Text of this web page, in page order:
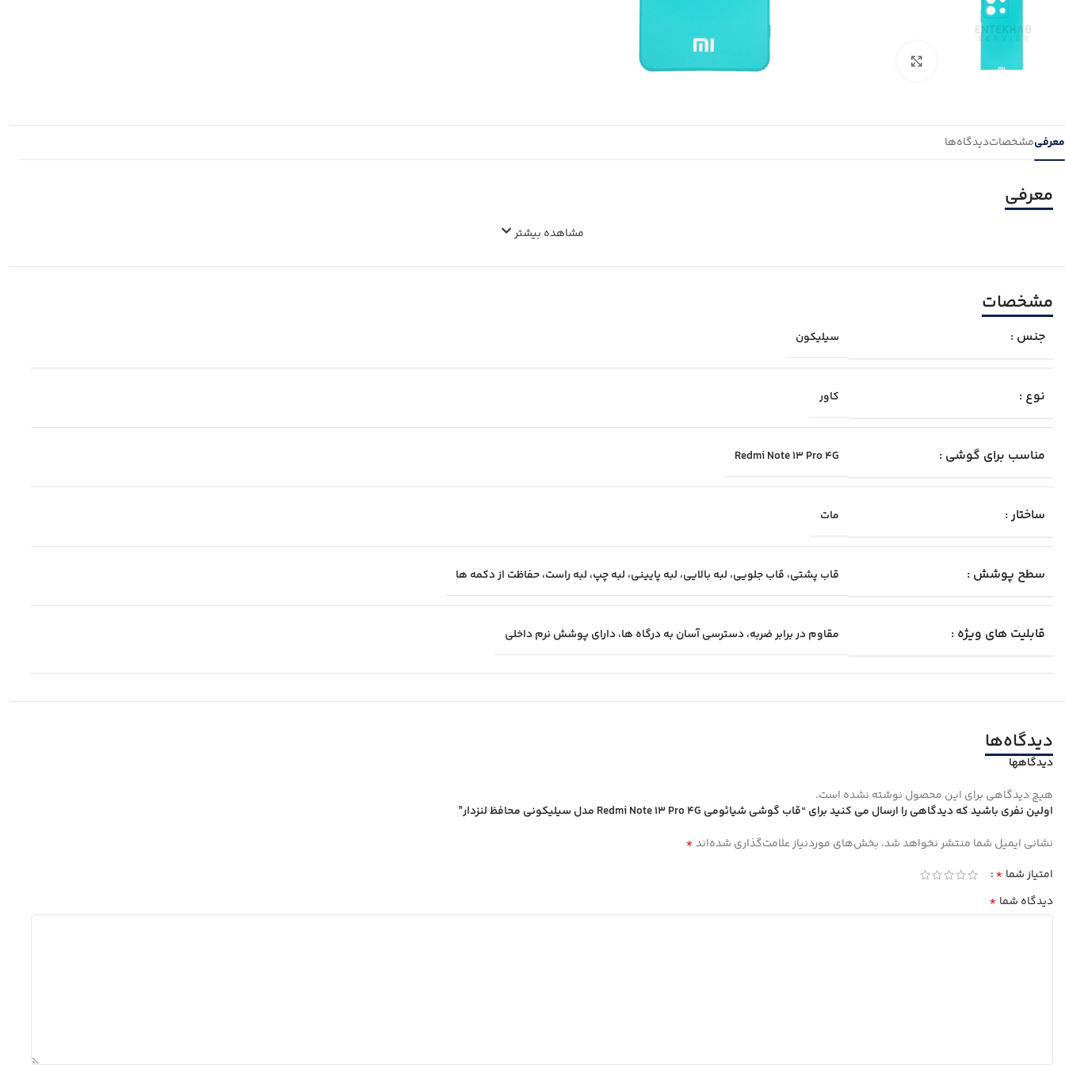
معرفیمشخصاتدیدگاه‌ها
معرفی
مشاهده بیشتر
مشخصات
جنس : سیلیکون
نوع : کاور
مناسب برای گوشی : Redmi Note 13 Pro 4G
ساختار : مات
سطح پوشش : قاب پشتی، قاب جلویی، لبه بالایی، لبه پایینی، لبه چپ، لبه راست، حفاظت از دکمه ها
قابلیت‌ های ویژه : مقاوم در برابر ضربه، دسترسی آسان به درگاه ها، دارای پوشش نرم داخلی
دیدگاه‌ها
دیدگاهها
هیچ دیدگاهی برای این محصول نوشته نشده است.
اولین نفری باشید که دیدگاهی را ارسال می کنید برای “قاب گوشی شیائومی Redmi Note 13 Pro 4G مدل سیلیکونی محافظ لنزدار”
نشانی ایمیل شما منتشر نخواهد شد. بخش‌های موردنیاز علامت‌گذاری شده‌اند*
امتیاز شما *
دیدگاه شما *